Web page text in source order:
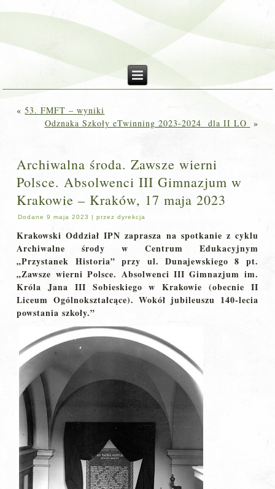
«53. FMFT – wyniki
Odznaka Szkoły eTwinning 2023-2024 dla II LO
»
Archiwalna środa. Zawsze wierni
Polsce. Absolwenci III Gimnazjum w
Krakowie – Kraków, 17 maja 2023
Dodane 9 maja 2023 |przez dyrekcja
Krakowski Oddział IPN zaprasza na spotkanie z cyklu
Archiwalne środy w Centrum Edukacyjnym
„Przystanek Historia” przy ul. Dunajewskiego 8 pt.
„Zawsze wierni Polsce. Absolwenci III Gimnazjum im.
Króla Jana III Sobieskiego w Krakowie (obecnie II
Liceum Ogólnokształcące). Wokół jubileuszu 140-lecia
powstania szkoły.”